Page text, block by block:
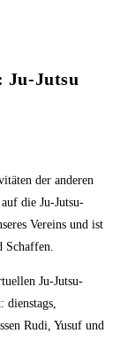
Ju-Jutsu
der anderen
die Ju-Jutsu-
Vereins und ist
Schaffen.
Ju-Jutsu-
dienstags,
Rudi, Yusuf und